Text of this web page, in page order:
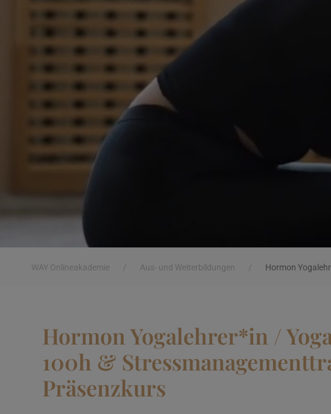
WAY Onlineakademie / Aus- und Weiterbildungen / Hormon
Hormon Yogalehrer*in /
100h &
Präsenzkurs